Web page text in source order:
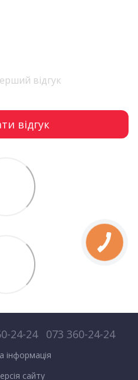
відгук
відгук
24-24 073 360-24-24
інформація
сайту